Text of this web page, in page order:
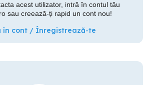
acest utilizator, intră în contul tău
sau creează-ți rapid un cont nou!
în cont / Înregistrează-te